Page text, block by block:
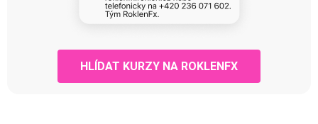
HLÍDAT KURZY NA ROKLENFX